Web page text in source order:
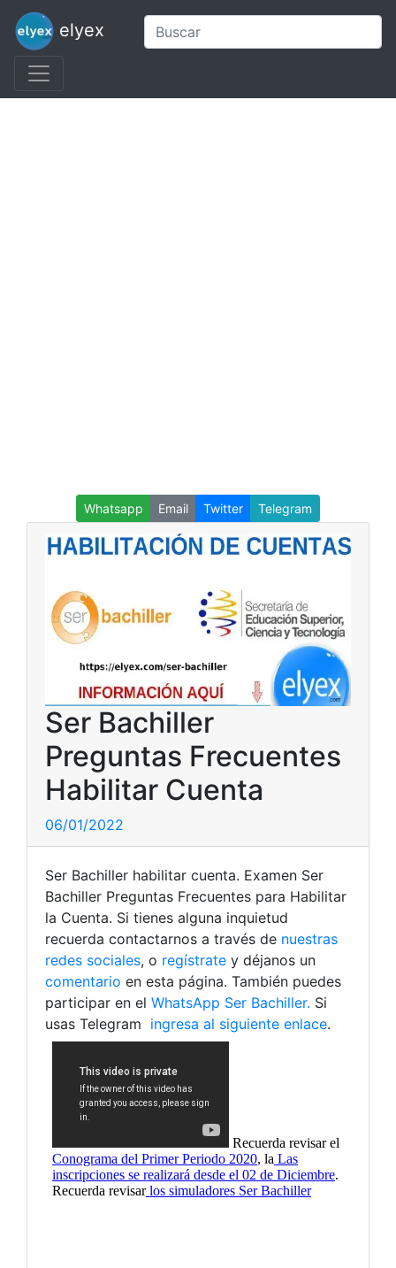
elyex
Whatsapp Email Twitter Telegram
Ser Bachiller
Preguntas Frecuentes
Habilitar Cuenta
06/01/2022
Ser Bachiller habilitar cuenta. Examen Ser
Bachiller Preguntas Frecuentes para Habilitar
la Cuenta. Si tienes alguna inquietud
recuerda contactarnos a través de nuestras
redes sociales, o regístrate y déjanos un
comentario en esta página. También puedes
participar en el WhatsApp Ser Bachiller. Si
usas Telegram ingresa al siguiente enlace.